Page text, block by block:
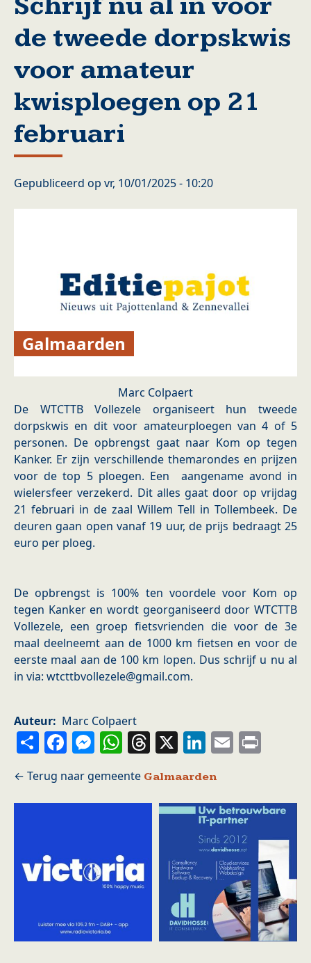
de tweede dorpskwis
voor amateur
kwisploegen op 21
februari
Gepubliceerd op vr, 10/01/2025 - 10:20
Galmaarden
Marc Colpaert
De WTCTTB Vollezele organiseert hun tweede
dorpskwis en dit voor amateurploegen van 4 of 5
personen. De opbrengst gaat naar Kom op tegen
Kanker. Er zijn verschillende themarondes en prijzen
voor de top 5 ploegen. Een aangename avond in
wielersfeer verzekerd. Dit alles gaat door op vrijdag
21 februari in de zaal Willem Tell in Tollembeek. De
deuren gaan open vanaf 19 uur, de prijs bedraagt 25
euro per ploeg.
De opbrengst is 100% ten voordele voor Kom op
tegen Kanker en wordt georganiseerd door WTCTTB
Vollezele, een groep fietsvrienden die voor de 3e
maal deelneemt aan de 1000 km fietsen en voor de
eerste maal aan de 100 km lopen. Dus schrijf u nu al
in via: wtcttbvollezele@gmail.com.
Auteur Marc Colpaert
ShareFacebook
Messenger
WhatsApp
Threads
X LinkedIn
Email
Galmaarden